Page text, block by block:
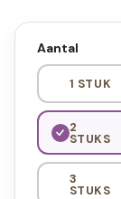
Aantal
1 STUK
2
STUKS
3
STUKS